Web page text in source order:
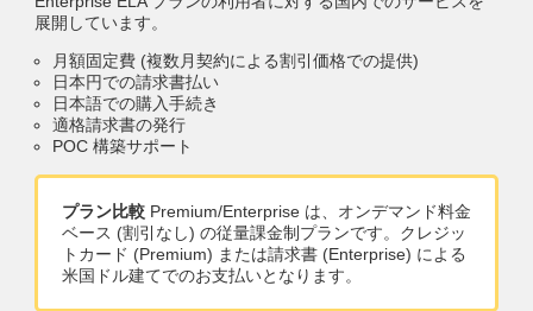
展開しています。
月額固定費 (複数月契約による割引価格での提供)
日本円での請求書払い
日本語での購入手続き
適格請求書の発行
POC 構築サポート
プラン比較 Premium/Enterprise は、オンデマンド料金
ベース (割引なし) の従量課金制プランです。クレジッ
トカード (Premium) または請求書 (Enterprise) による
米国ドル建てでのお支払いとなります。